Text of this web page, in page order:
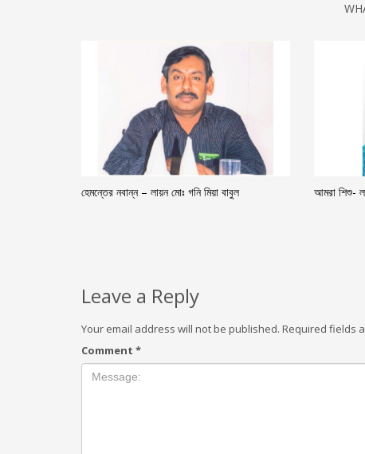
হেমন্তের নবান্ন – লায়ন মোঃ গনি মিয়া বাবুল আমরা শিশু-
Leave a Reply
Your email address will not be published. Required fields
Comment *